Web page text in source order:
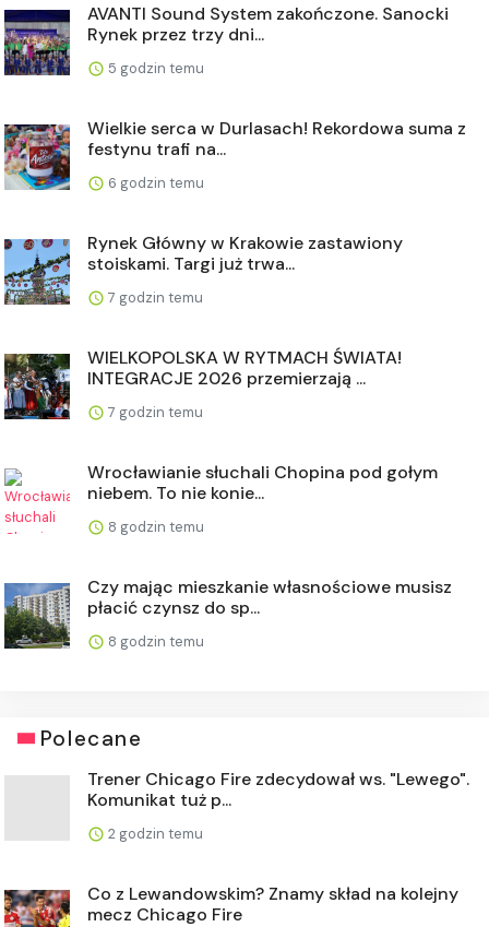
AVANTI Sound System zakończone. Sanocki
Rynek przez trzy dni...
5 godzin temu
Wielkie serca w Durlasach! Rekordowa suma z
festynu trafi na...
6 godzin temu
Rynek Główny w Krakowie zastawiony
stoiskami. Targi już trwa...
7 godzin temu
WIELKOPOLSKA W RYTMACH ŚWIATA!
INTEGRACJE 2026 przemierzają ...
7 godzin temu
Wrocławianie słuchali Chopina pod gołym
niebem. To nie konie...
8 godzin temu
Czy mając mieszkanie własnościowe musisz
płacić czynsz do sp...
8 godzin temu
Polecane
Trener Chicago Fire zdecydował ws. "Lewego".
Komunikat tuż p...
2 godzin temu
Co z Lewandowskim? Znamy skład na kolejny
mecz Chicago Fire